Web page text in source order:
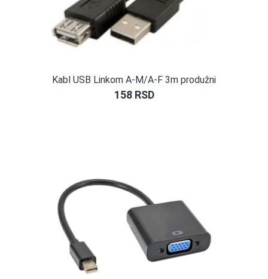
Kabl USB Linkom A-M/A-F 3m produžni
158 RSD